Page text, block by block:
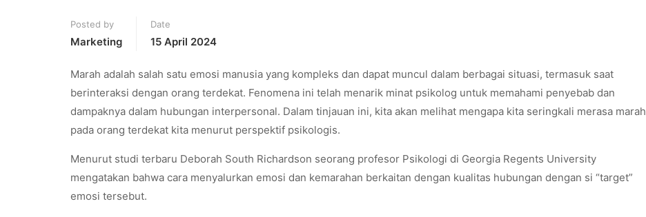
Posted by
Marketing
Date
15 April 2024
Marah adalah salah satu emosi manusia yang kompleks dan dapat muncul dalam berbagai situasi, termasuk saat
berinteraksi dengan orang terdekat. Fenomena ini telah menarik minat psikolog untuk memahami penyebab dan
dampaknya dalam hubungan interpersonal. Dalam tinjauan ini, kita akan melihat mengapa kita seringkali merasa marah
pada orang terdekat kita menurut perspektif psikologis.
Menurut studi terbaru Deborah South Richardson seorang profesor Psikologi di Georgia Regents University
mengatakan bahwa cara menyalurkan emosi dan kemarahan berkaitan dengan kualitas hubungan dengan si “target”
emosi tersebut.